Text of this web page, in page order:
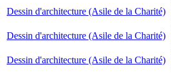
Dessin d'architecture (Asile de la Charité)
Dessin d'architecture (Asile de la Charité)
Dessin d'architecture (Asile de la Charité)